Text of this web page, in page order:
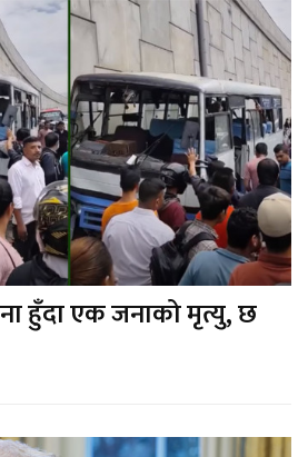
हुँदा एक जनाको मृत्यु, छ